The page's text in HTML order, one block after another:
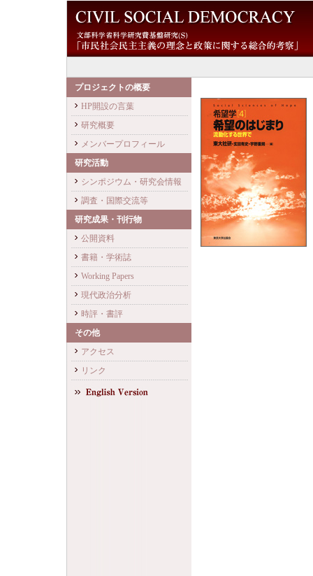
プロジェクトの概要
HP開設の言葉
研究概要
メンバープロフィール
研究活動
シンポジウム・研究会情報
調査・国際交流等
研究成果・刊行物
公開資料
書籍・学術誌
Working Papers
現代政治分析
時評・書評
その他
アクセス
リンク